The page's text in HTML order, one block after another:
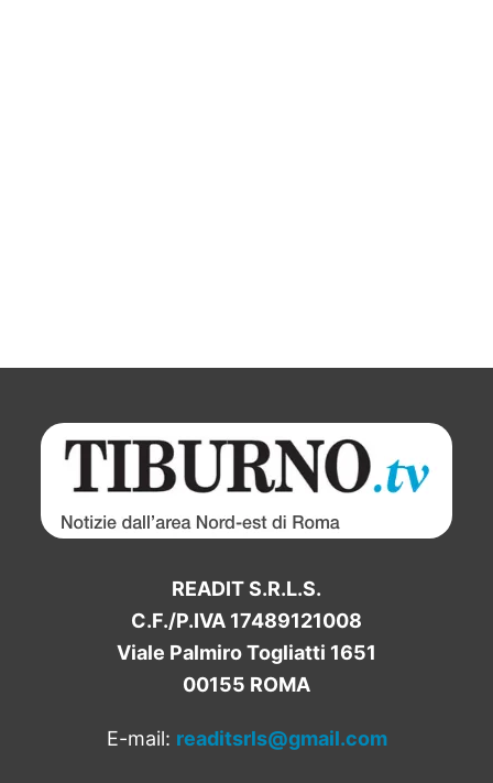
READIT S.R.L.S.
C.F./P.IVA 17489121008
Viale Palmiro Togliatti 1651
00155 ROMA
E-mail: readitsrls@gmail.com